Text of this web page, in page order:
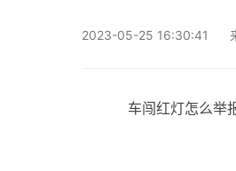
2023-05-25 16:30:41
车闯红灯怎么举